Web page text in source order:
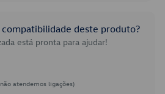
compatibilidade deste produto?
está pronta para ajudar!
atendemos ligações)